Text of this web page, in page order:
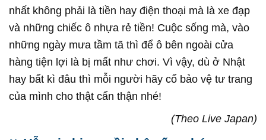
nhất không phải là tiền hay điện thoại mà là xe đạp
và những chiếc ô nhựa rẻ tiền! Cuộc sống mà, vào
những ngày mưa tầm tã thì để ô bên ngoài cửa
hàng tiện lợi là bị mất như chơi. Vì vậy, dù ở Nhật
hay bất kì đâu thì mỗi người hãy cố bảo vệ tư trang
của mình cho thật cẩn thận nhé!
(Theo Live Japan)